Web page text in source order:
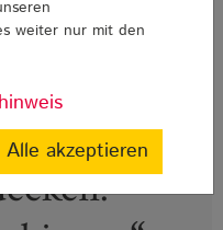
weiter nur mit den
Alle akzeptieren